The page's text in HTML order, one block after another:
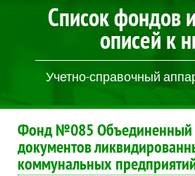
Список фондов
описей к
Учетно-справочный
Фонд №085
документов
коммунальных